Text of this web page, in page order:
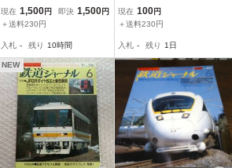
バイバル作品集 11 昭和5
4年 鉄道ジャーナル別冊
現在 1,500円 即決 1,500円
＋送料230円
入札 - 残り 10時間
7年4月号 特集 ブルートレ
イン’97
現在 100円
＋送料230円
入札 - 残り 1日
NEW